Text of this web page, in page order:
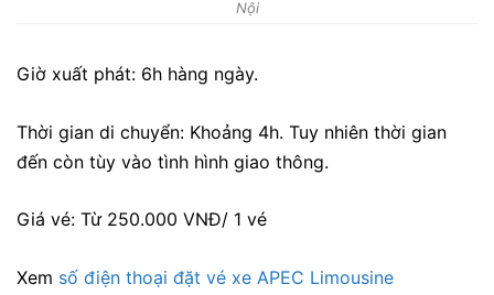
Nội
Giờ xuất phát: 6h hàng ngày.
Thời gian di chuyển: Khoảng 4h. Tuy nhiên thời gian
đến còn tùy vào tình hình giao thông.
Giá vé: Từ 250.000 VNĐ/ 1 vé
Xem số điện thoại đặt vé xe APEC Limousine